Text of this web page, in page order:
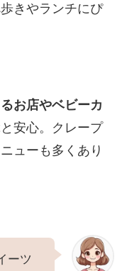
きやランチにぴ
お店やベビーカ
安心。クレープ
ューも多くあり
ーツ